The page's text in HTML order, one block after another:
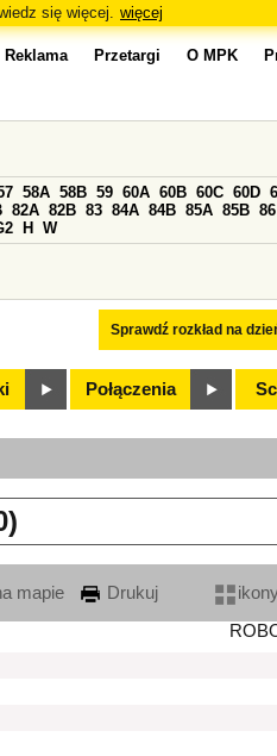
się więcej. więcej
Reklama Przetargi O MPK
Sprawdź rozkład na
58A 58B 59 60A 60B 60C 60D
82A 82B 83 84A 84B 85A 85B 86
H W
Połączenia
mapie Drukuj